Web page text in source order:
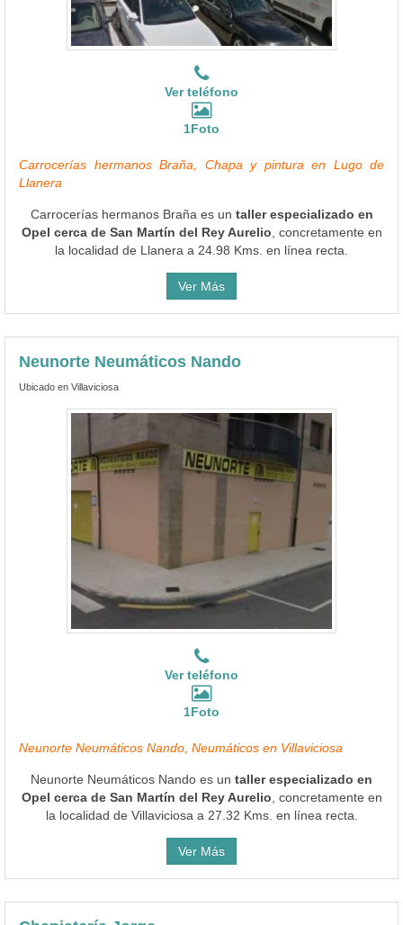
Ver teléfono
1Foto
Carrocerías hermanos Braña, Chapa y pintura en Lugo de
Llanera
Carrocerías hermanos Braña es un taller especializado en
Opel cerca de San Martín del Rey Aurelio , concretamente en
la localidad de Llanera a 24.98 Kms. en línea recta.
Ver Más
Neunorte Neumáticos Nando
Ubicado en Villaviciosa
Ver teléfono
1Foto
Neunorte Neumáticos Nando, Neumáticos en Villaviciosa
Neunorte Neumáticos Nando es un taller especializado en
Opel cerca de San Martín del Rey Aurelio , concretamente en
la localidad de Villaviciosa a 27.32 Kms. en línea recta.
Ver Más